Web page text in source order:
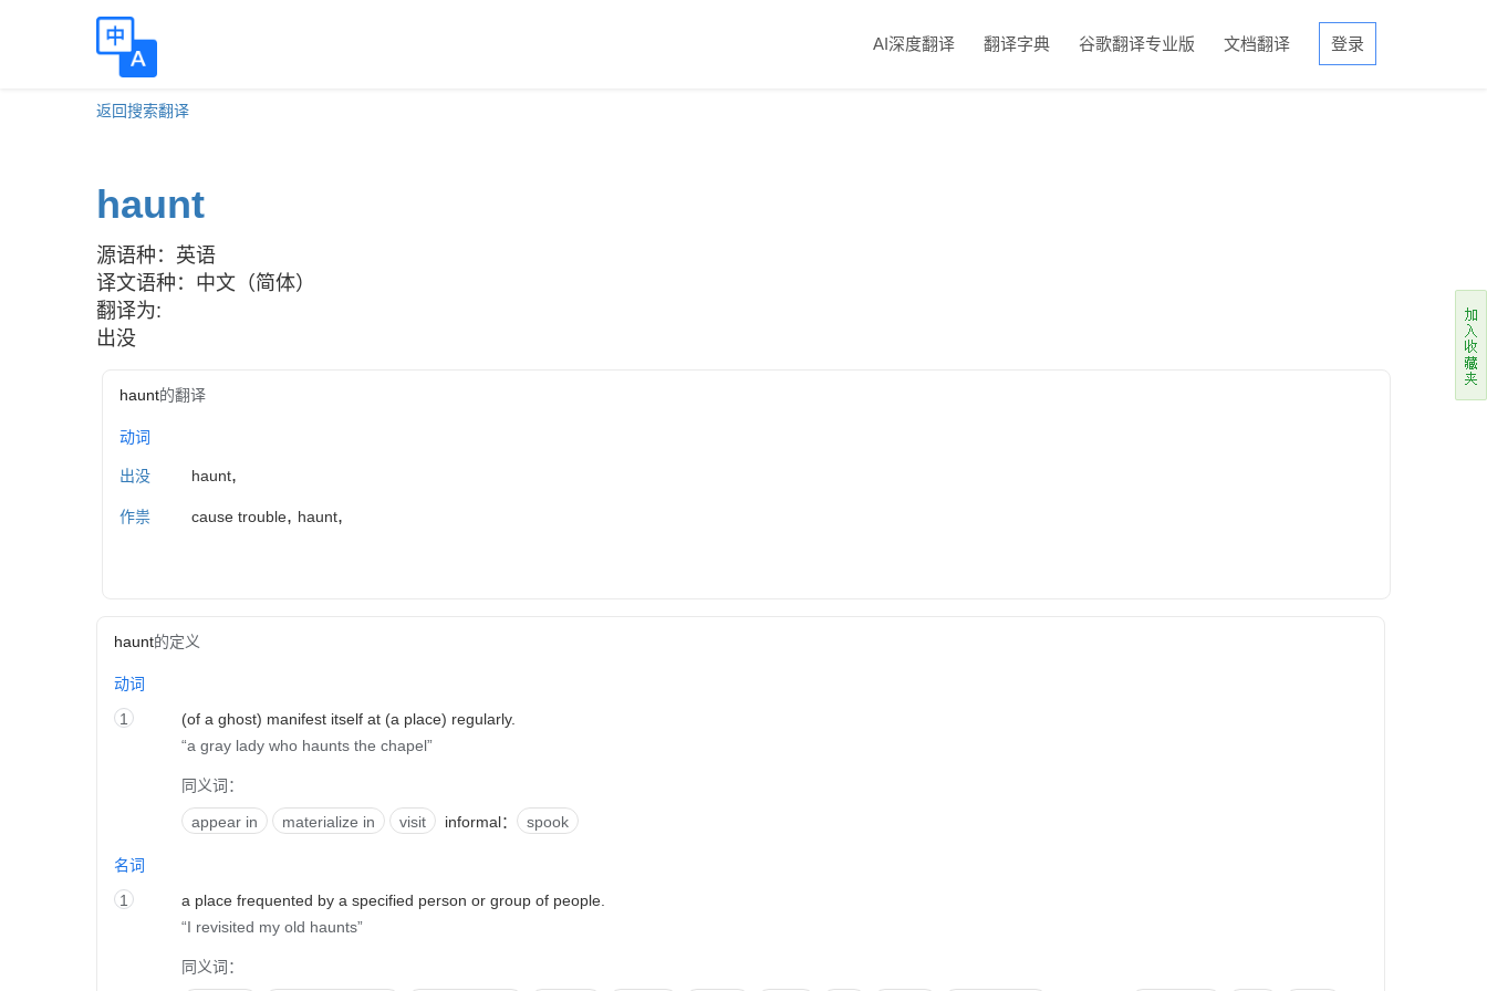
AI深度翻译 翻译字典 谷歌翻译专业版 文档翻译 登录
返回搜索翻译
haunt
源语种：英语
译文语种：中文（简体）
翻译为:
出没
haunt的翻译
动词
出没 haunt,
作祟 cause trouble, haunt,
haunt的定义
动词
1
(of a ghost) manifest itself at (a place) regularly.
a gray lady who haunts the chapel
同义词：
appear in materialize in visit informal： spook
名词
1
a place frequented by a specified person or group of people.
I revisited my old haunts
同义词：